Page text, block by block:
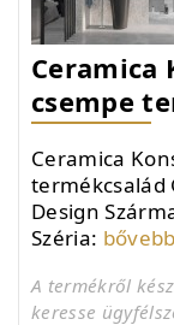
Ceramica
csempe
Ceramica
termékcsalád
Design
Széria:
A termékről
keresse